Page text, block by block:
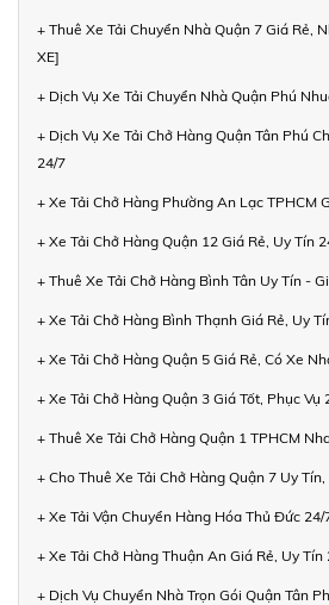
+ Thuê Xe Tải Chuyển Nhà Quận 7 Giá Rẻ,
XE]
+ Dịch Vụ Xe Tải Chuyển Nhà Quận Phú
+ Dịch Vụ Xe Tải Chở Hàng Quận Tân Phú
24/7
+ Xe Tải Chở Hàng Phường An Lạc TPHCM
+ Xe Tải Chở Hàng Quận 12 Giá Rẻ, Uy Tín
+ Thuê Xe Tải Chở Hàng Bình Tân Uy Tín -
+ Xe Tải Chở Hàng Bình Thạnh Giá Rẻ, Uy
+ Xe Tải Chở Hàng Quận 5 Giá Rẻ, Có Xe
+ Xe Tải Chở Hàng Quận 3 Giá Tốt, Phục Vụ
+ Thuê Xe Tải Chở Hàng Quận 1 TPHCM
+ Cho Thuê Xe Tải Chở Hàng Quận 7 Uy
+ Xe Tải Vận Chuyển Hàng Hóa Thủ Đức
+ Xe Tải Chở Hàng Thuận An Giá Rẻ, Uy Tín
+ Dịch Vụ Chuyển Nhà Trọn Gói Quận Tân